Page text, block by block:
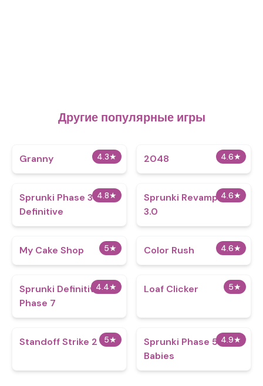
Другие популярные игры
4.3★
Granny 4.6★
2048
4.8★
Sprunki Phase 3
Definitive
4.6★
Sprunki Revamped
3.0
5★
My Cake Shop 4.6★
Color Rush
4.4★
Sprunki Definitive
Phase 7
5★
Loaf Clicker
5★
Standoff Strike 2 4.9★
Sprunki Phase 5 But
Babies